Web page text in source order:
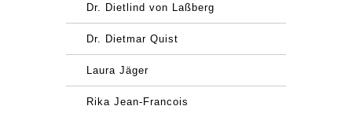
Dr. Dietlind von Laßberg
Dr. Dietmar Quist
Laura Jäger
Rika Jean-Francois